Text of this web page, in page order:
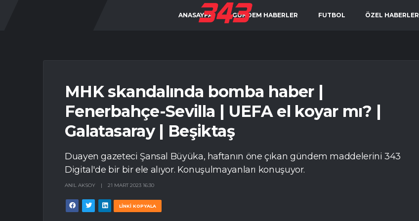
ANASAYFA GÜNDEM HABERLER FUTBOL ÖZEL HABERLER
MHK skandalında bomba haber |
Fenerbahçe-Sevilla | UEFA el koyar mı? |
Galatasaray | Beşiktaş
Duayen gazeteci Şansal Büyüka, haftanın öne çıkan gündem maddelerini 343
Digital'de bir bir ele alıyor. Konuşulmayanları konuşuyor.
ANIL AKSOY | 21 MART 2023 16:30
LİNKİ KOPYALA